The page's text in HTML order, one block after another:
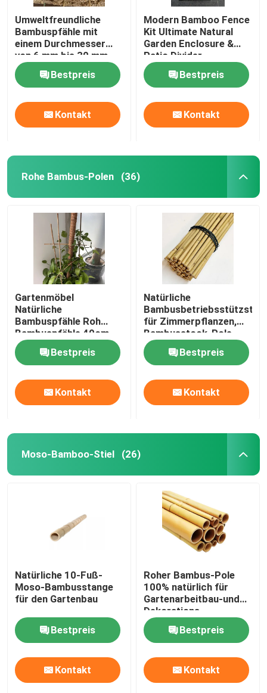
Umweltfreundliche
Bambuspfähle mit
einem Durchmesser
von 6 mm bis 30 mm
für nachhaltige
GartenarbeitBestpreis
Kontakt
Modern Bamboo Fence
Kit Ultimate Natural
Garden Enclosure &
Patio Divider
Bestpreis
Kontakt
Rohe Bambus-Polen (36)
Gartenmöbel
Natürliche
Bambuspfähle Roh
Bambuspfähle 40cm
bis 500cm Höhe
Bestpreis
Kontakt
Natürliche
für Zimmerpflanzen,
Bambusstock-Pole-
Garten-Bambusstange
40cm 595cm
Bestpreis
Kontakt
Moso-Bamboo-Stiel (26)
Natürliche 10-Fuß-
Moso-Bambusstange
für den Gartenbau
Bestpreis
Kontakt
Roher Bambus-Pole
100% natürlich für
Gartenarbeitbau-und
Dekorations-
hochwertige
Bambusstöcke/Stangen
Bestpreis
Kontakt